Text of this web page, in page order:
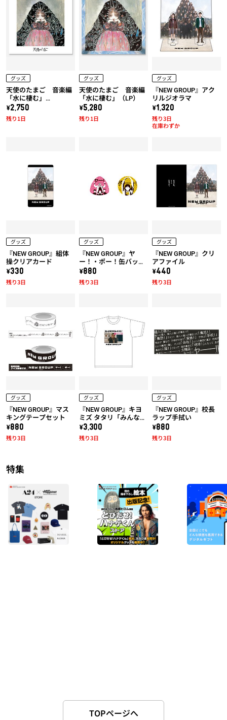
グッズ
天使のたまご 音楽編
「水に棲む」
（UHQCD）
\2,750
残り1日
グッズ
天使のたまご 音楽編
「水に棲む」（LP）
\5,280
残り1日
グッズ
『NEW GROUP』アク
リルジオラマ
\1,320
在庫わずか
残り3日
グッズ
『NEW GROUP』組体
操クリアカード
\330
残り3日
グッズ
『NEW GROUP』ヤ
ー！・ポー！缶バッジ
セット
\880
残り3日
グッズ
『NEW GROUP』クリ
アファイル
\440
残り3日
グッズ
『NEW GROUP』マス
キングテープセット
\880
残り3日
グッズ
『NEW GROUP』キヨ
ミズ タタリ「みんな騙
されちゃダメだ！」T
シャツ
\3,300
残り3日
グッズ
『NEW GROUP』校長
ラップ手拭い
\880
残り3日
特集
TOPページへ